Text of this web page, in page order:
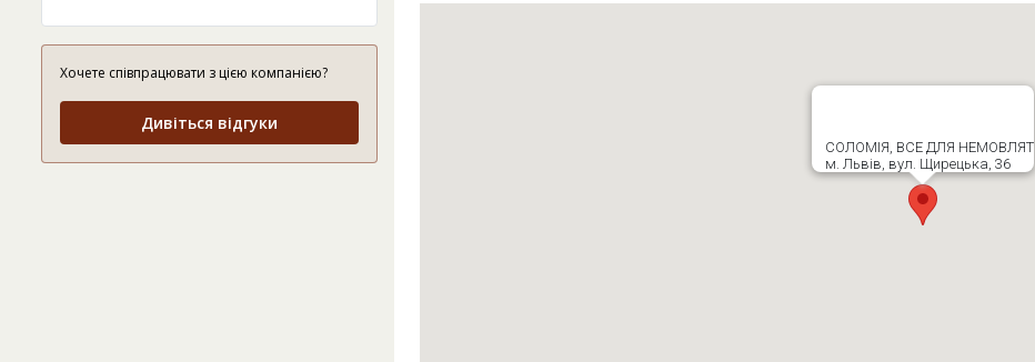
Хочете співпрацювати з цією компанією?
Дивіться відгуки
СОЛОМІЯ, ВСЕ ДЛЯ НЕМОВЛЯТ
м. Львів, вул. Щирецька, 36